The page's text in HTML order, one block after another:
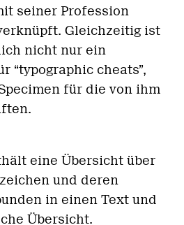
seiner Profession
Gleichzeitig ist
nicht nur ein
“typographic cheats”,
für die von ihm
eine Übersicht über
und deren
in einen Text und
Übersicht.